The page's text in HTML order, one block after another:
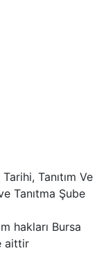
Tanıtım Ve
Tanıtma Şube
hakları Bursa
aittir